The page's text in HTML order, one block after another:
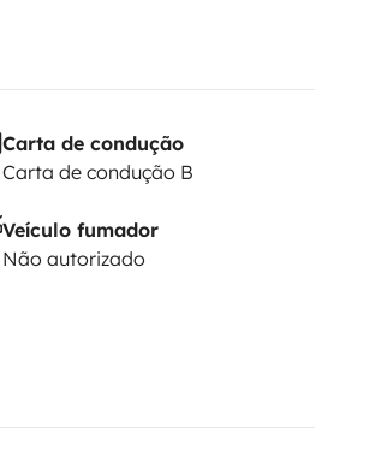
Carta de condução
Carta de condução B
Veículo fumador
Não autorizado